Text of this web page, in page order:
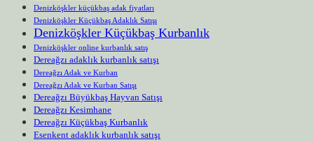
Denizköşkler küçükbaş adak fiyatları
Denizköşkler Küçükbaş Adaklık Satışı
Denizköşkler Küçükbaş Kurbanlık
Denizköşkler online kurbanlık satış
Dereağzı adaklık kurbanlık satışı
Dereağzı Adak ve Kurban
Dereağzı Adak ve Kurban Satışı
Dereağzı Büyükbaş Hayvan Satışı
Dereağzı Kesimhane
Dereağzı Küçükbaş Kurbanlık
Esenkent adaklık kurbanlık satışı